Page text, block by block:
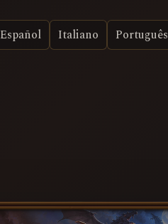
Español Italiano Português